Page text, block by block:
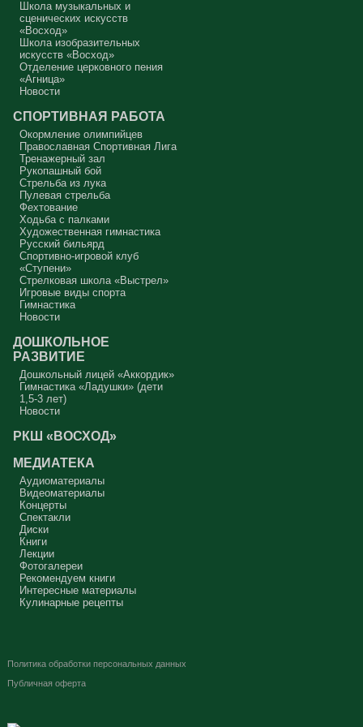
Аминь.
Протоиерей Андрей Алексеев
Школа музыкальных и
сценических искусств
«Восход»
Школа изобразительных
искусств «Восход»
Отделение церковного пения
«Агница»
Новости
СПОРТИВНАЯ РАБОТА
Окормление олимпийцев
Православная Спортивная Лига
Тренажерный зал
Рукопашный бой
Стрельба из лука
Пулевая стрельба
Фехтование
Ходьба с палками
Художественная гимнастика
Русский бильярд
Спортивно-игровой клуб
«Ступени»
Стрелковая школа «Выстрел»
Игровые виды спорта
Гимнастика
Новости
ДОШКОЛЬНОЕ
РАЗВИТИЕ
Дошкольный лицей «Аккордик»
Гимнастика «Ладушки» (дети
1,5-3 лет)
Новости
РКШ «ВОСХОД»
МЕДИАТЕКА
Аудиоматериалы
Видеоматериалы
Концерты
Спектакли
Диски
Книги
Лекции
Фотогалереи
Рекомендуем книги
Интересные материалы
Кулинарные рецепты
Политика обработки персональных данных
Публичная оферта